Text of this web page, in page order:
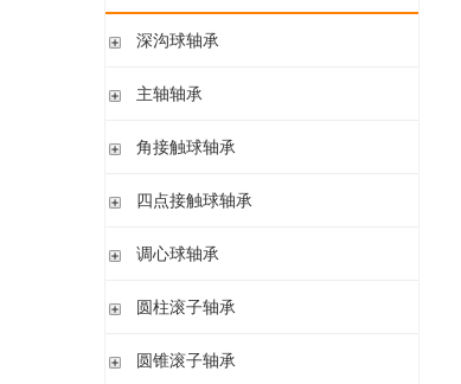
深沟球轴承
单列开式
双列
主轴轴承
带钢球
带钢球 密封
角接触球轴承
单列开式或密封
双列开式或密封
四点接触球轴承
四点接触球轴承
调心球轴承
圆柱孔开式或密封
圆柱孔或圆锥孔 开式
圆柱滚子轴承
带保持架的圆柱滚子轴承
圆锥滚子轴承